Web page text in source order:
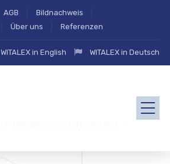
AGB
Bildnachweis
Über uns Referenzen
WITALEX in English WITALEX in Deutsch
Vergleichsportal by Witalex